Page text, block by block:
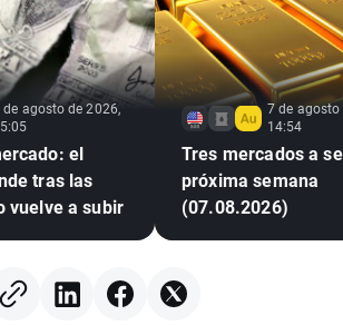
de agosto de 2026,
el
tras las
vuelve a subir
7 de agosto
14:54
Tres mercados a
próxima semana
(07.08.2026)